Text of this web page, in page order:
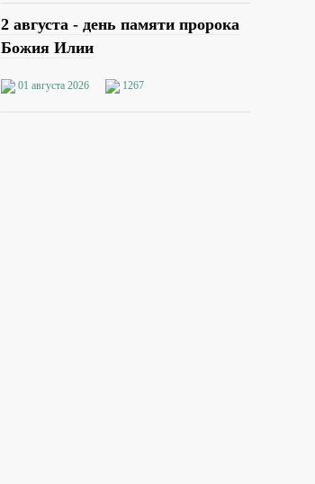
2 августа - день памяти пророка
Божия Илии
01 августа 2026 1267